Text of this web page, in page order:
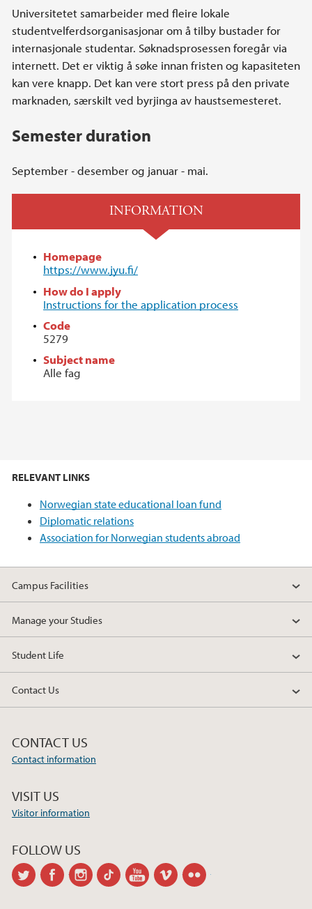
Universitetet samarbeider med fleire lokale
studentvelferdsorganisasjonar om å tilby bustader for
internasjonale studentar. Søknadsprosessen foregår via
internett. Det er viktig å søke innan fristen og kapasiteten
kan vere knapp. Det kan vere stort press på den private
marknaden, særskilt ved byrjinga av haustsemesteret.
Semester duration
September - desember og januar - mai.
INFORMATION
Homepage
https://www.jyu.fi/
How do I apply
Instructions for the application process
Code
5279
Subject name
Alle fag
RELEVANT LINKS
Norwegian state educational loan fund
Diplomatic relations
Association for Norwegian students abroad
Campus Facilities
Manage your Studies
Student Life
Contact Us
CONTACT US
Contact information
VISIT US
Visitor information
FOLLOW US
twitter facebookinstagram
tiktok youtubevimeo